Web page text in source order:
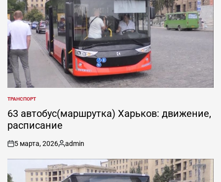
ОПУБЛИКОВАНО
В
ТРАНСПОРТ
63 автобус(маршрутка) Харьков: движение,
расписание
on
5 марта, 2026
Запись
от
admin